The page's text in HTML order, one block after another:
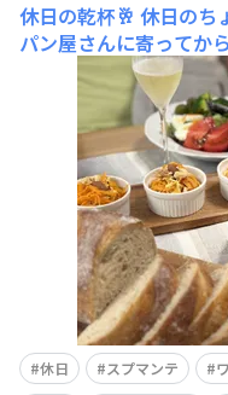
休日の乾杯🥂 休日のち
パン屋さんに寄ってか
🍰イタリアのよく冷え
休日 スプマンテ